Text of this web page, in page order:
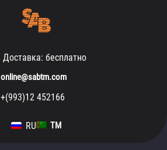
Доставка: бесплатно
online@sabtm.com
+(993)12 452166
RU TM